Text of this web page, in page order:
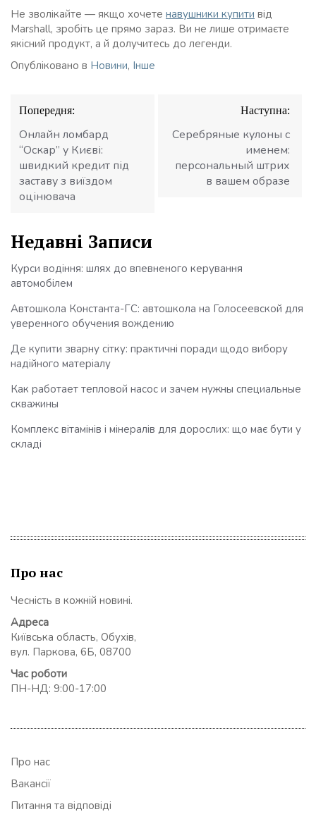
Не зволікайте — якщо хочете навушники купити від
Marshall, зробіть це прямо зараз. Ви не лише отримаєте
якісний продукт, а й долучитесь до легенди.
Опубліковано в Новини, Інше
Навігація
записів
Попередня:
Онлайн ломбард
“Оскар” у Києві:
швидкий кредит під
заставу з виїздом
оцінювача
Наступна:
Серебряные кулоны с
именем:
персональный штрих
в вашем образе
Недавні Записи
Курси водіння: шлях до впевненого керування
автомобілем
Автошкола Константа-ГС: автошкола на Голосеевской для
уверенного обучения вождению
Де купити зварну сітку: практичні поради щодо вибору
надійного матеріалу
Как работает тепловой насос и зачем нужны специальные
скважины
Комплекс вітамінів і мінералів для дорослих: що має бути у
складі
Про нас
Чесність в кожній новині.
Адреса
Київська область, Обухів,
вул. Паркова, 6Б, 08700
Час роботи
ПН-НД: 9:00-17:00
Про нас
Вакансії
Питання та відповіді